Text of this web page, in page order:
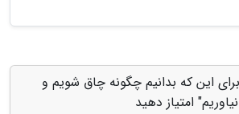
که برای این که بدانیم چگونه چاق شویم و
امتیاز دهید